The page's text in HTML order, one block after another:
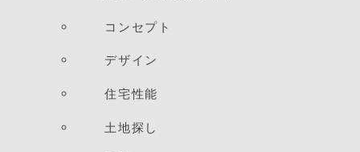
コンセプト
デザイン
住宅性能
土地探し